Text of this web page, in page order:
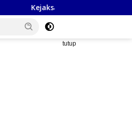
Negeri Sumbawa Barat dan
tutup